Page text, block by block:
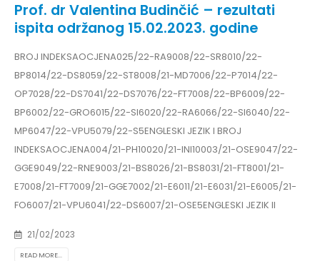
Prof. dr Valentina Budinčić – rezultati
ispita održanog 15.02.2023. godine
BROJ INDEKSAOCJENA025/22-RA9008/22-SR8010/22-
BP8014/22-DS8059/22-ST8008/21-MD7006/22-P7014/22-
OP7028/22-DS7041/22-DS7076/22-FT7008/22-BP6009/22-
BP6002/22-GRO6015/22-SI6020/22-RA6066/22-SI6040/22-
MP6047/22-VPU5079/22-S5ENGLESKI JEZIK I BROJ
INDEKSAOCJENA004/21-PH10020/21-INI10003/21-OSE9047/22-
GGE9049/22-RNE9003/21-BS8026/21-BS8031/21-FT8001/21-
E7008/21-FT7009/21-GGE7002/21-E6011/21-E6031/21-E6005/21-
FO6007/21-VPU6041/22-DS6007/21-OSE5ENGLESKI JEZIK II
21/02/2023
READ MORE...